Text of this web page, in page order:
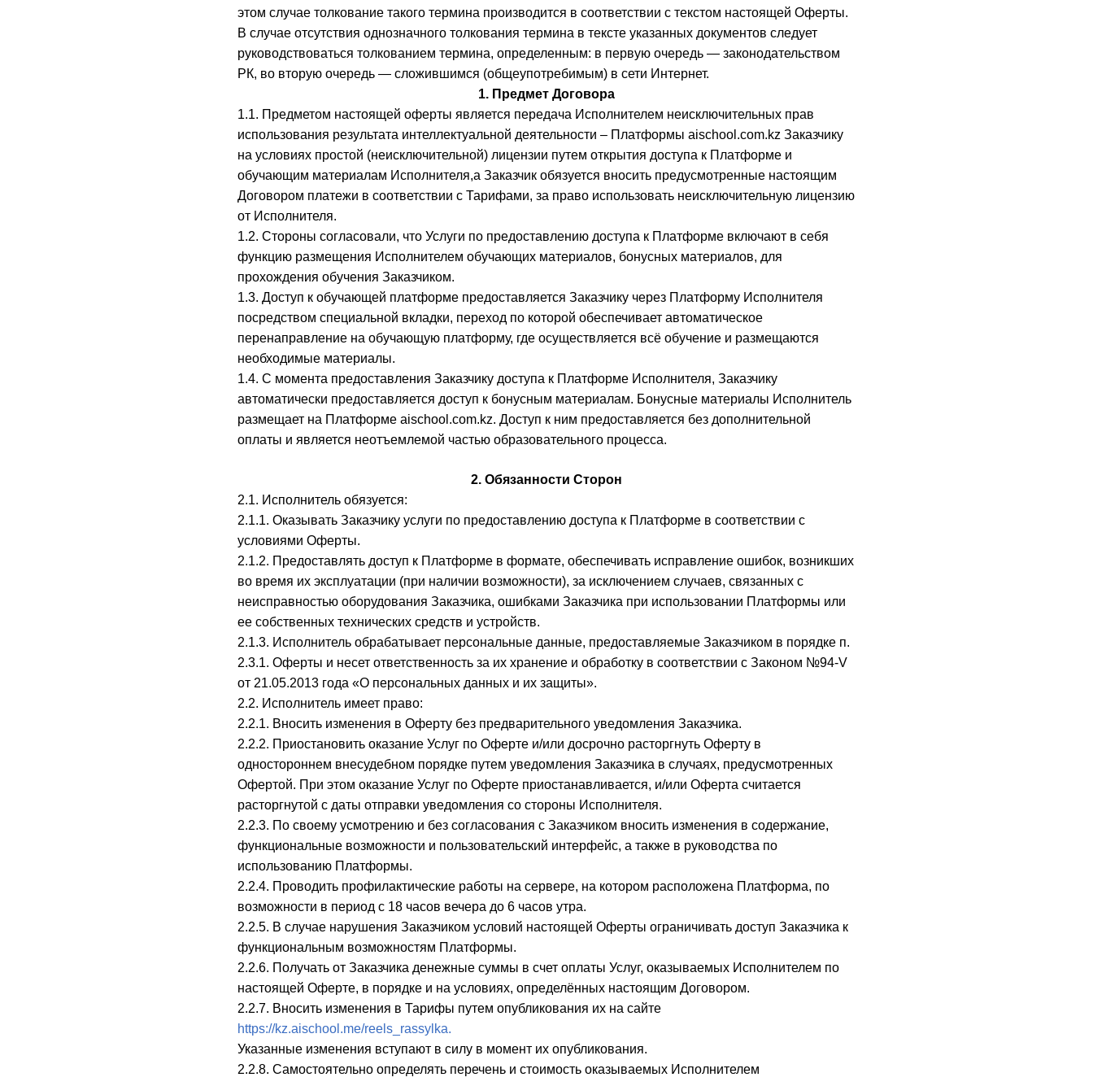
этом случае толкование такого термина производится в соответствии с текстом настоящей Оферты.
В случае отсутствия однозначного толкования термина в тексте указанных документов следует
руководствоваться толкованием термина, определенным: в первую очередь — законодательством
РК, во вторую очередь — сложившимся (общеупотребимым) в сети Интернет.
1. Предмет Договора
1.1. Предметом настоящей оферты является передача Исполнителем неисключительных прав
использования результата интеллектуальной деятельности – Платформы aischool.com.kz Заказчику
на условиях простой (неисключительной) лицензии путем открытия доступа к Платформе и
обучающим материалам Исполнителя,а Заказчик обязуется вносить предусмотренные настоящим
Договором платежи в соответствии с Тарифами, за право использовать неисключительную лицензию
от Исполнителя.
1.2. Стороны согласовали, что Услуги по предоставлению доступа к Платформе включают в себя
функцию размещения Исполнителем обучающих материалов, бонусных материалов, для
прохождения обучения Заказчиком.
1.3. Доступ к обучающей платформе предоставляется Заказчику через Платформу Исполнителя
посредством специальной вкладки, переход по которой обеспечивает автоматическое
перенаправление на обучающую платформу, где осуществляется всё обучение и размещаются
необходимые материалы.
1.4. С момента предоставления Заказчику доступа к Платформе Исполнителя, Заказчику
автоматически предоставляется доступ к бонусным материалам. Бонусные материалы Исполнитель
размещает на Платформе aischool.com.kz. Доступ к ним предоставляется без дополнительной
оплаты и является неотъемлемой частью образовательного процесса.
2. Обязанности Сторон
2.1. Исполнитель обязуется:
2.1.1. Оказывать Заказчику услуги по предоставлению доступа к Платформе в соответствии с
условиями Оферты.
2.1.2. Предоставлять доступ к Платформе в формате, обеспечивать исправление ошибок, возникших
во время их эксплуатации (при наличии возможности), за исключением случаев, связанных с
неисправностью оборудования Заказчика, ошибками Заказчика при использовании Платформы или
ее собственных технических средств и устройств.
2.1.3. Исполнитель обрабатывает персональные данные, предоставляемые Заказчиком в порядке п.
2.3.1. Оферты и несет ответственность за их хранение и обработку в соответствии с Законом №94-V
от 21.05.2013 года «О персональных данных и их защиты».
2.2. Исполнитель имеет право:
2.2.1. Вносить изменения в Оферту без предварительного уведомления Заказчика.
2.2.2. Приостановить оказание Услуг по Оферте и/или досрочно расторгнуть Оферту в
одностороннем внесудебном порядке путем уведомления Заказчика в случаях, предусмотренных
Офертой. При этом оказание Услуг по Оферте приостанавливается, и/или Оферта считается
расторгнутой с даты отправки уведомления со стороны Исполнителя.
2.2.3. По своему усмотрению и без согласования с Заказчиком вносить изменения в содержание,
функциональные возможности и пользовательский интерфейс, а также в руководства по
использованию Платформы.
2.2.4. Проводить профилактические работы на сервере, на котором расположена Платформа, по
возможности в период с 18 часов вечера до 6 часов утра.
2.2.5. В случае нарушения Заказчиком условий настоящей Оферты ограничивать доступ Заказчика к
функциональным возможностям Платформы.
2.2.6. Получать от Заказчика денежные суммы в счет оплаты Услуг, оказываемых Исполнителем по
настоящей Оферте, в порядке и на условиях, определённых настоящим Договором.
2.2.7. Вносить изменения в Тарифы путем опубликования их на сайте
https://kz.aischool.me/reels_rassylka.
Указанные изменения вступают в силу в момент их опубликования.
2.2.8. Самостоятельно определять перечень и стоимость оказываемых Исполнителем